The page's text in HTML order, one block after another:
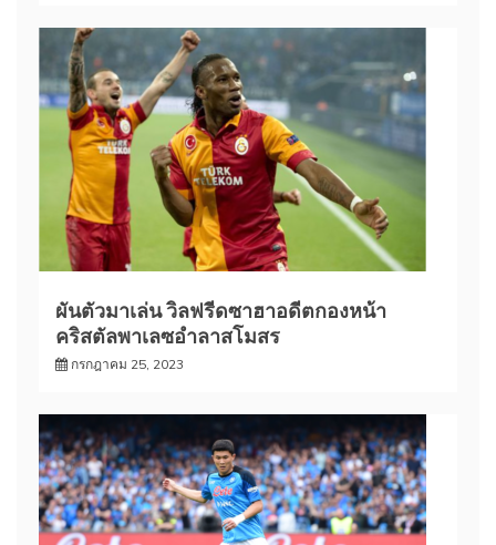
ผันตัวมาเล่น วิลฟรีดซาฮาอดีตกองหน้า
คริสตัลพาเลซอำลาสโมสร
กรกฎาคม 25, 2023